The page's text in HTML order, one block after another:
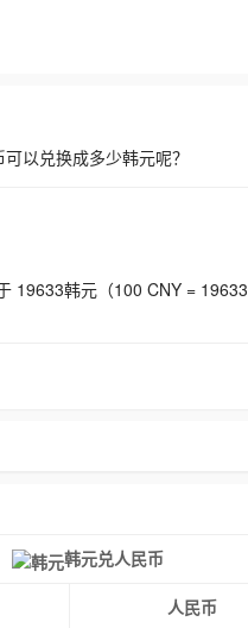
以兑换成多少韩元呢？
19633韩元（100 CNY = 19633
韩元兑人民币
人民币